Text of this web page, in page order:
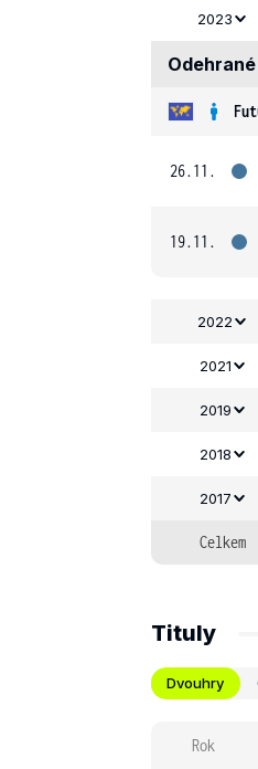
2023
26.11.
19.11.
2022
2021
2019
2018
2017
Celkem
Tituly
Dvouhry
Rok